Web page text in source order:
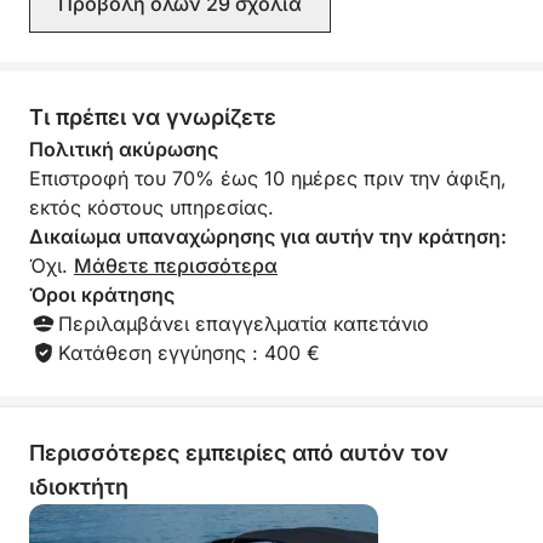
Τι πρέπει να γνωρίζετε
Πολιτική ακύρωσης
Επιστροφή του 70% έως 10 ημέρες πριν την άφιξη,
εκτός κόστους υπηρεσίας.
Δικαίωμα υπαναχώρησης για αυτήν την κράτηση:
Όχι. Μάθετε περισσότερα
Όροι κράτησης
Περιλαμβάνει επαγγελματία καπετάνιο
Κατάθεση εγγύησης : 400 €
Περισσότερες εμπειρίες από αυτόν τον
ιδιοκτήτη